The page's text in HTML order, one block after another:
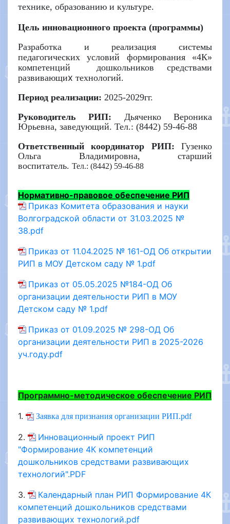
технике, образованию и культуре.
Цель инновационного проекта (программы)
Разработка и реализация системы
педагогических условий формирования «4К»
компетенций дошкольников средствами
развивающих технологий.
Период реализации: 2025-2029гг.
Руководитель РИП: Дьяченко Вероника
Юрьевна, заведующий. Тел.: (8442) 59-46-88
Ответственный координатор РИП: Гузенко
Ольга Владимировна, старший
воспитатель. Тел.: (8442) 59-46-88
Нормативно-правовое обеспечение РИП
Приказ Комитета образования и науки
Волгоградской области от 31.03.2025 №
38.pdf
Приказ от 11.04.2025 № 161-ОД Об открытии
РИП в МОУ Детском саду № 1.pdf
Приказ от 05.05.2025 №184-ОД Об
организации деятельности РИП в МОУ
Детском саду № 1.pdf
Приказ от 01.09.2025 № 298-ОД Об
организации деятельности РИП в 2025-2026
уч.году.pdf
Программно-методическое обеспечение РИП
1.
Заявка для признания организации РИП.pdf
2.
Инновационный проект РИП
"Формирование 4К компетенций
дошкольников средствами развивающих
технологий".PDF
3.
Календарный план РИП Формирование 4К
компетенций дошкольников средствами
развивающих технологий.pdf